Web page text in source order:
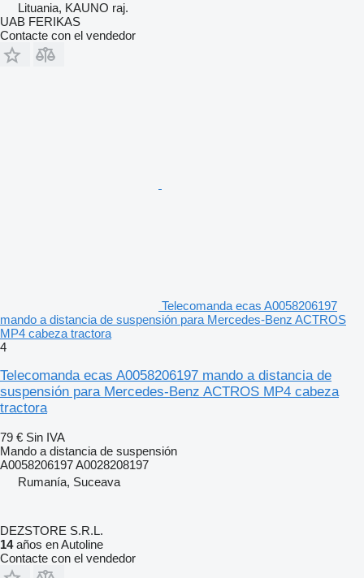
Lituania, KAUNO raj.
UAB FERIKAS
Contacte con el vendedor
Telecomanda ecas A0058206197
mando a distancia de suspensión para Mercedes-Benz ACTROS
MP4 cabeza tractora
4
Telecomanda ecas A0058206197 mando a distancia de
suspensión para Mercedes-Benz ACTROS MP4 cabeza
tractora
79 € Sin IVA
Mando a distancia de suspensión
A0058206197 A0028208197
Rumanía, Suceava
DEZSTORE S.R.L.
14años en Autoline
Contacte con el vendedor